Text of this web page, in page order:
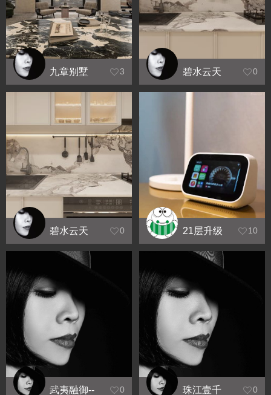
九章别墅
效果图
3
碧水云天
效果图
0
碧水云天
效果图2
0 21层升级 10
武夷融御--
0
珠江壹千
0